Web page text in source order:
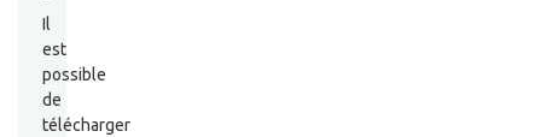
Il
est
possible
de
télécharger